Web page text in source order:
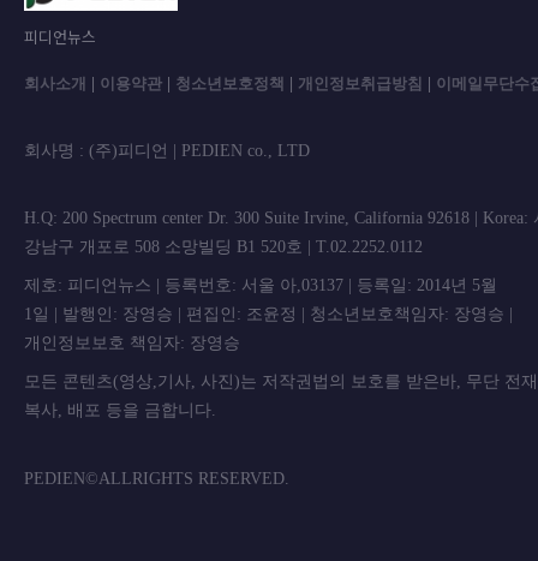
피디언뉴스
회사소개 이용약관 청소년보호정책 개인정보취급방침 이메일무단수
회사명 : (주)피디언 | PEDIEN co.,
H.Q: 200 Spectrum center Dr. 300 Suite Irvine, California 92618 | Korea:
강남구 개포로 508 소망빌딩 B1 520호 | T.02.2252.0112
제호: 피디언뉴스 | 등록번호: 서울 아,03137 | 등록일: 2014년 5월
1일 | 발행인: 장영승 | 편집인: 조윤정 | 청소년보호책임자: 장영승 |
개인정보보호 책임자: 장영승
모든 콘텐츠(영상,기사, 사진)는 저작권법의 보호를 받은바, 무단 전
복사, 배포 등을 금합니
PEDIEN©ALLRIGHTS RESERVED.